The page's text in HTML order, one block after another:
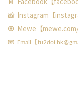
📸 Instagram【
🧿 Mewe【
📧 Email【